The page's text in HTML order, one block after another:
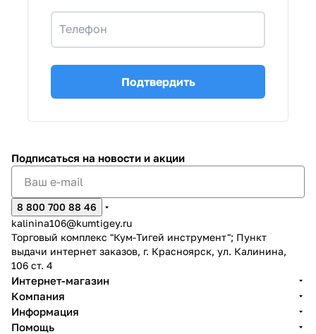
Телефон
Подтвердить
Подписаться на новости и акции
8 800 700 88 46
kalinina106@kumtigey.ru
Торговый комплекс "Кум-Тигей инструмент"; Пункт
выдачи интернет заказов, г. Красноярск, ул. Калинина,
106 ст. 4
Интернет-магазин
Компания
Информация
Помощь
Добавляйте товары
25% картой любого банка
Получайте товар
выбранный способом
Оставшиеся75
% будут
списыватьсяс вашей карты
по
Подробнее